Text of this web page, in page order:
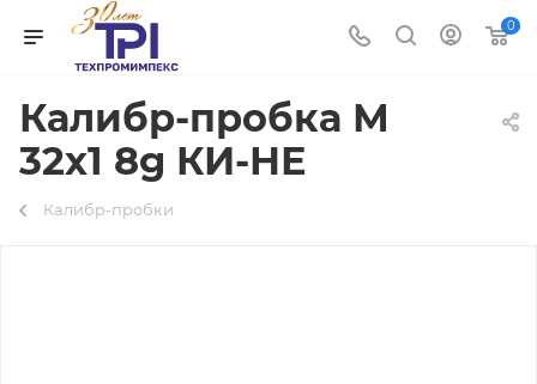
0
Калибр-пробка М
32х1 8g КИ-НЕ
Калибр-пробки